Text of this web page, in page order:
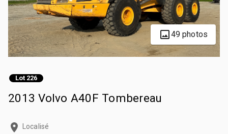
49 photos
Lot 226
2013 Volvo A40F Tombereau
Localisé